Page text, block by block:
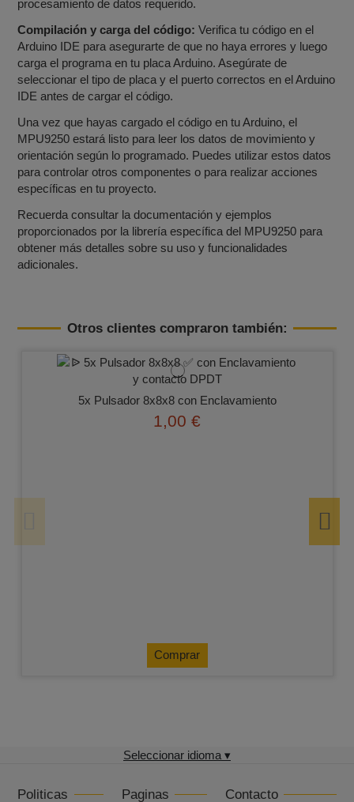
procesamiento de datos requerido.
Compilación y carga del código: Verifica tu código en el
Arduino IDE para asegurarte de que no haya errores y luego
carga el programa en tu placa Arduino. Asegúrate de
seleccionar el tipo de placa y el puerto correctos en el Arduino
IDE antes de cargar el código.
Una vez que hayas cargado el código en tu Arduino, el
MPU9250 estará listo para leer los datos de movimiento y
orientación según lo programado. Puedes utilizar estos datos
para controlar otros componentes o para realizar acciones
específicas en tu proyecto.
Recuerda consultar la documentación y ejemplos
proporcionados por la librería específica del MPU9250 para
obtener más detalles sobre su uso y funcionalidades
adicionales.
Otros clientes compraron también:
5x Pulsador 8x8x8 con Enclavamiento
1,00 €
Comprar
Seleccionar idioma ▾
Politicas Paginas Contacto